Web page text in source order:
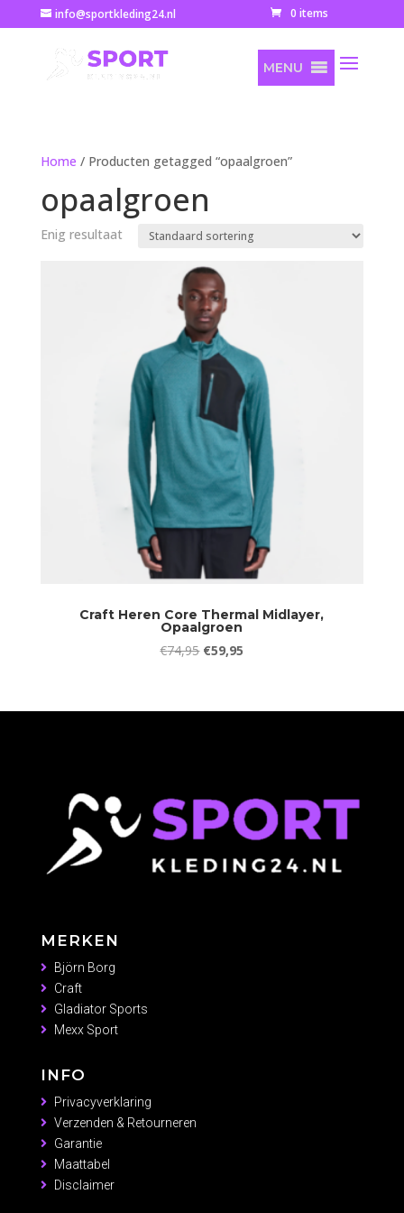
info@sportkleding24.nl 0 items
MENU
Home / Producten getagged “opaalgroen”
opaalgroen
Enig resultaat
Craft Heren Core Thermal Midlayer,
Opaalgroen
€74,95 Oorspronkelijke
€74,95.
€59,95
€59,95.
MERKEN
Björn Borg
Craft
Gladiator Sports
Mexx Sport
INFO
Privacyverklaring
Verzenden & Retourneren
Garantie
Maattabel
Disclaimer